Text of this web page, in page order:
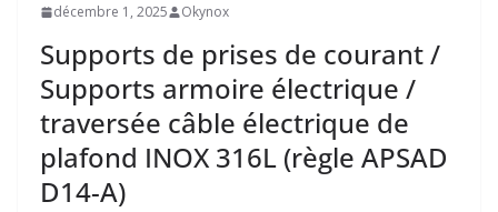
décembre 1, 2025 Okynox
Supports de prises de courant /
Supports armoire électrique /
traversée câble électrique de
plafond INOX 316L (règle APSAD
D14-A)